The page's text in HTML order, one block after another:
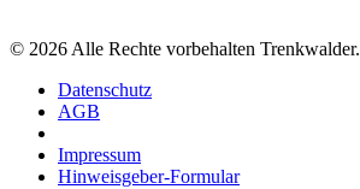
© 2026 Alle Rechte vorbehalten Trenkwalder.
Datenschutz
AGB
Impressum
Hinweisgeber-Formular